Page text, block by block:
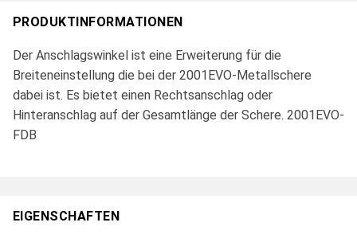
PRODUKTINFORMATIONEN
Der Anschlagswinkel ist eine Erweiterung für die
Breiteneinstellung die bei der 2001EVO-Metallschere
dabei ist. Es bietet einen Rechtsanschlag oder
Hinteranschlag auf der Gesamtlänge der Schere. 2001EVO-
FDB
EIGENSCHAFTEN